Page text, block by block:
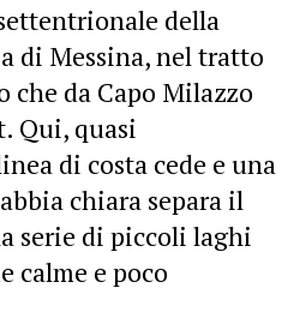
della
di Messina, nel tratto
da Capo Milazzo
Qui, quasi
di costa cede e una
chiara separa il
serie di piccoli laghi
calme e poco